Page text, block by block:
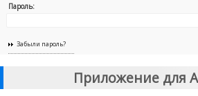
Пароль:
Забыли пароль?
Приложение для